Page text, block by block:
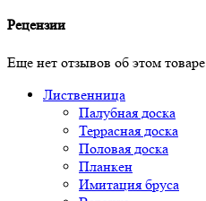
Рецензии
Еще нет отзывов об этом товаре.
Лиственница
Палубная доска
Террасная доска
Половая доска
Планкен
Имитация бруса